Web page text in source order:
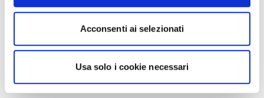
Acconsenti ai selezionati
Usa solo i cookie necessari